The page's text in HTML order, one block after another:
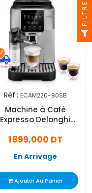
Réf : ECAM220-80SB
Machine à Café
Expresso Delonghi
Silver
1 899,000 DT
En Arrivage
Ajouter Au Panier
FILTRE